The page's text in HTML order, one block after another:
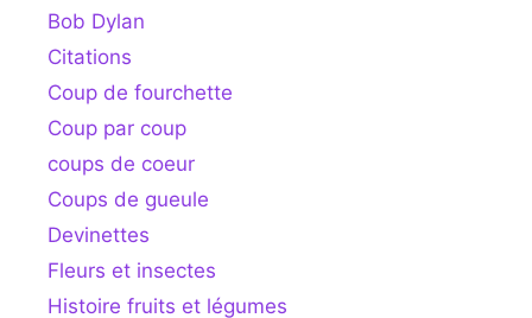
Bob Dylan
Citations
Coup de fourchette
Coup par coup
coups de coeur
Coups de gueule
Devinettes
Fleurs et insectes
Histoire fruits et légumes